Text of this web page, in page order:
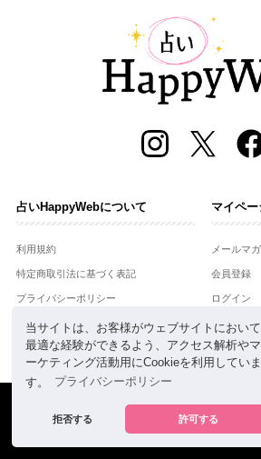
当サイトは、お客様がウェブサイトにおいて
最適な経験ができるよう、アクセス解析やマ
ーケティング活動用にCookieを利用していま
す。
プライバシーポリシー
拒否する 許可する
占いHappyWebについて
利用規約
特定商取引法に基づく表記
プライバシーポリシー
運営会社
お問合せ
マイペー
メールマ
会員登録
ログイン
powered by
掲載の情報や画像など、すべてのコンテンツの無